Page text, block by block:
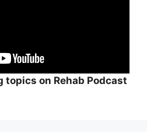
on Rehab Podcast